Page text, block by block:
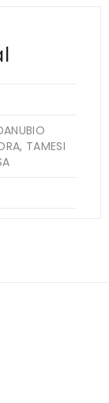
TAMESI